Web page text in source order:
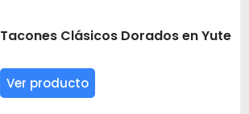
Tacones Clásicos Dorados en Yute
Ver producto